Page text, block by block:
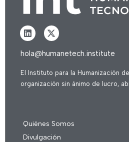
hola@humanetech.institute
El Instituto para la Humanización
organización sin ánimo de lucro,
Quiénes Somos
Divulgación